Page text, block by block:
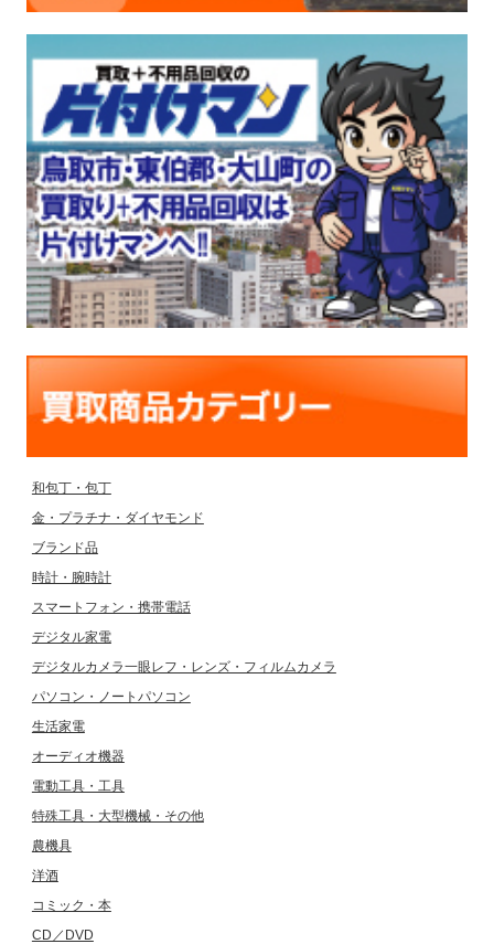
和包丁・包丁
金・プラチナ・ダイヤモンド
ブランド品
時計・腕時計
スマートフォン・携帯電話
デジタル家電
デジタルカメラ一眼レフ・レンズ・フィルムカメラ
パソコン・ノートパソコン
生活家電
オーディオ機器
電動工具・工具
特殊工具・大型機械・その他
農機具
洋酒
コミック・本
CD／DVD